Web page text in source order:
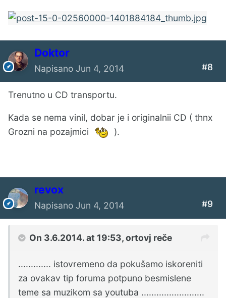
Doktor
Napisano Jun 4, 2014 #8
Trenutno u CD transportu.
Kada se nema vinil, dobar je i originalnii CD ( thnx
Grozni na pozajmici
).
revox
Napisano Jun 4, 2014 #9
On 3.6.2014. at 19:53, ortovj reče
............. istovremeno da pokušamo iskoreniti
za ovakav tip foruma potpuno besmislene
teme sa muzikom sa youtuba .........................